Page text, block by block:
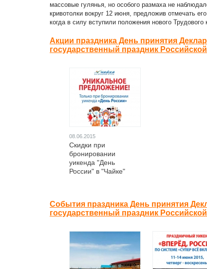
массовые гулянья, но особого размаха не
кривотолки вокруг 12 июня, предложив отмечать
когда в силу вступили положения нового Трудового
Акции праздника День принятия
государственный праздник
08.06.2015
Скидки при
бронировании
уикенда "День
России" в "Чайке"
События праздника День принятия
государственный праздник